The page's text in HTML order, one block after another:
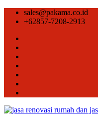
sales@pakama.co.id
+62857-7208-2913